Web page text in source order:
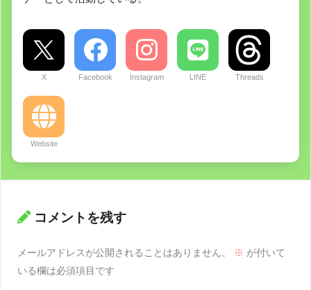
X Facebook Instagram LINE Threads
Website
コメントを残す
メールアドレスが公開されることはありません。 ※ が付いて
いる欄は必須項目です